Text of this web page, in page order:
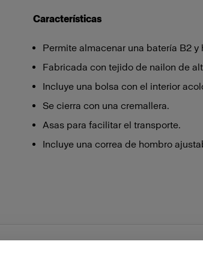
Características
Permite almacenar una batería B2 y
Fabricada con tejido de nailon de
Incluye una bolsa con el interior
Se cierra con una cremallera.
Asas para facilitar el transporte.
Incluye una correa de hombro